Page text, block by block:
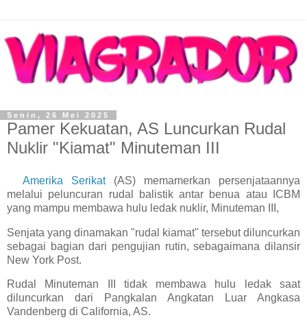
Senin, 26 Mei 2025
Pamer Kekuatan, AS Luncurkan Rudal
Nuklir "Kiamat" Minuteman III
Amerika Serikat(AS) memamerkan persenjataannya
melalui peluncuran rudal balistik antar benua atau ICBM
yang mampu membawa hulu ledak nuklir, Minuteman III,
Senjata yang dinamakan "rudal kiamat" tersebut diluncurkan
sebagai bagian dari pengujian rutin, sebagaimana dilansir
New York Post.
Rudal Minuteman III tidak membawa hulu ledak saat
diluncurkan dari Pangkalan Angkatan Luar Angkasa
Vandenberg di California, AS.